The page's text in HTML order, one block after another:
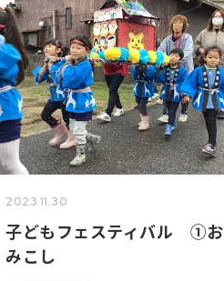
2023.11.30
子どもフェスティバル ①お
みこし